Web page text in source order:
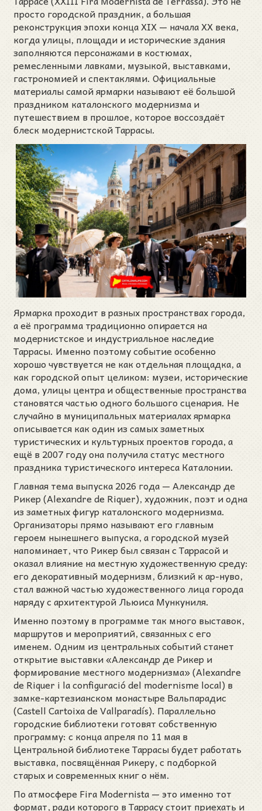
просто городской праздник, а большая
реконструкция эпохи конца XIX — начала XX века,
когда улицы, площади и исторические здания
заполняются персонажами в костюмах,
ремесленными лавками, музыкой, выставками,
гастрономией и спектаклями. Официальные
материалы самой ярмарки называют её большой
праздником каталонского модернизма и
путешествием в прошлое, которое воссоздаёт
блеск модернистской Таррасы.
Ярмарка проходит в разных пространствах города,
а её программа традиционно опирается на
модернистское и индустриальное наследие
Таррасы. Именно поэтому событие особенно
хорошо чувствуется не как отдельная площадка, а
как городской опыт целиком: музеи, исторические
дома, улицы центра и общественные пространства
становятся частью одного большого сценария. Не
случайно в муниципальных материалах ярмарка
описывается как один из самых заметных
туристических и культурных проектов города, а
ещё в 2007 году она получила статус местного
праздника туристического интереса Каталонии.
Главная тема выпуска 2026 года — Александр де
Рикер (Alexandre de Riquer), художник, поэт и одна
из заметных фигур каталонского модернизма.
Организаторы прямо называют его главным
героем нынешнего выпуска, а городской музей
напоминает, что Рикер был связан с Таррасой и
оказал влияние на местную художественную среду:
его декоративный модернизм, близкий к ар-нуво,
стал важной частью художественного лица города
наряду с архитектурой Льюиса Мункуниля.
Именно поэтому в программе так много выставок,
маршрутов и мероприятий, связанных с его
именем. Одним из центральных событий станет
открытие выставки «Александр де Рикер и
формирование местного модернизма» (Alexandre
de Riquer i la configuració del modernisme local) в
замке-картезианском монастыре Вальпарадис
(Castell Cartoixa de Vallparadís). Параллельно
городские библиотеки готовят собственную
программу: с конца апреля по 11 мая в
Центральной библиотеке Таррасы будет работать
выставка, посвящённая Рикеру, с подборкой
старых и современных книг о нём.
По атмосфере Fira Modernista — это именно тот
формат, ради которого в Таррасу стоит приехать и